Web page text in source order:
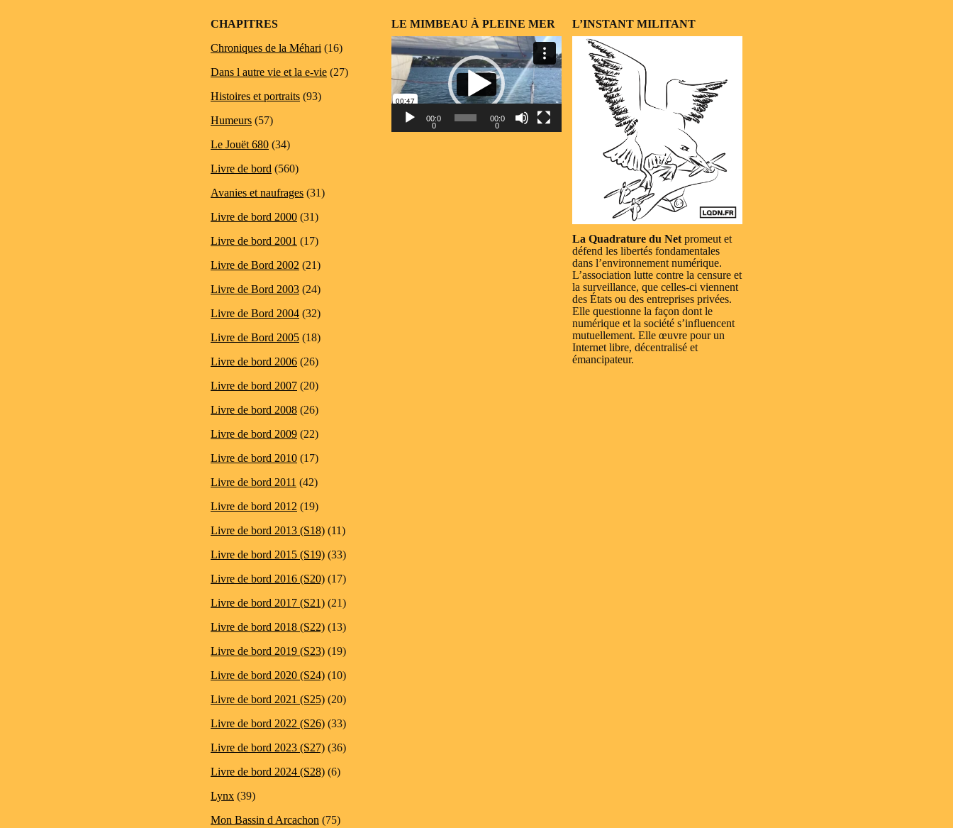
CHAPITRES
Chroniques de la Méhari (16)
Dans l autre vie et la e-vie (27)
Histoires et portraits (93)
Humeurs (57)
Le Jouët 680 (34)
Livre de bord (560)
Avanies et naufrages (31)
Livre de bord 2000 (31)
Livre de bord 2001 (17)
Livre de Bord 2002 (21)
Livre de Bord 2003 (24)
Livre de Bord 2004 (32)
Livre de Bord 2005 (18)
Livre de bord 2006 (26)
Livre de bord 2007 (20)
Livre de bord 2008 (26)
Livre de bord 2009 (22)
Livre de bord 2010 (17)
Livre de bord 2011 (42)
Livre de bord 2012 (19)
Livre de bord 2013 (S18) (11)
Livre de bord 2015 (S19) (33)
Livre de bord 2016 (S20) (17)
Livre de bord 2017 (S21) (21)
Livre de bord 2018 (S22) (13)
Livre de bord 2019 (S23) (19)
Livre de bord 2020 (S24) (10)
Livre de bord 2021 (S25) (20)
Livre de bord 2022 (S26) (33)
Livre de bord 2023 (S27) (36)
Livre de bord 2024 (S28) (6)
Lynx (39)
Mon Bassin d Arcachon (75)
LE MIMBEAU À PLEINE MER
Lecteur
vidéo
00:0
0
00:0
0
L’INSTANT MILITANT
La Quadrature du Net promeut et
défend les libertés fondamentales
dans l’environnement numérique.
L’association lutte contre la censure et
la surveillance, que celles-ci viennent
des États ou des entreprises privées.
Elle questionne la façon dont le
numérique et la société s’influencent
mutuellement. Elle œuvre pour un
Internet libre, décentralisé et
émancipateur.